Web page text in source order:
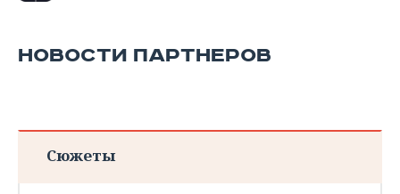
НОВОСТИ ПАРТНЕРОВ
Сюжеты